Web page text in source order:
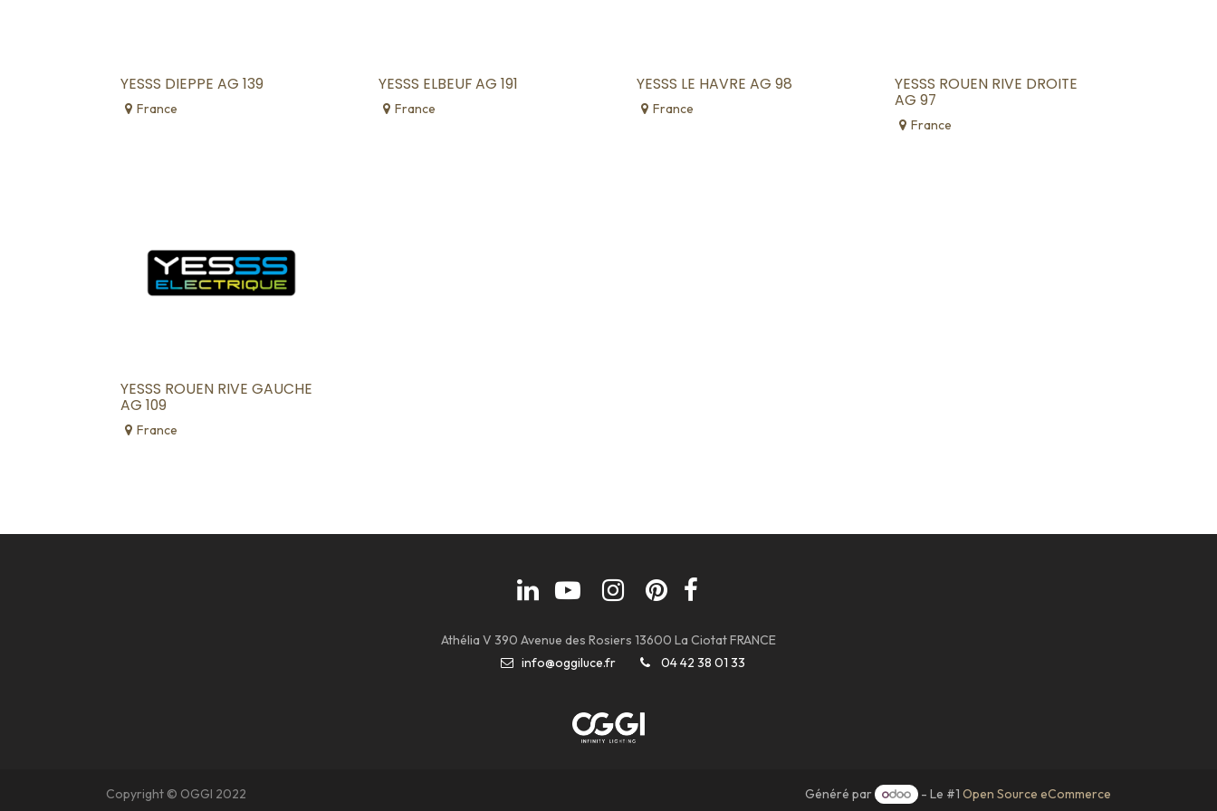
YESSS DIEPPE AG 139
France
YESSS ELBEUF AG 191
France
YESSS LE HAVRE AG 98
France
YESSS ROUEN RIVE DROITE
AG 97
France
YESSS ROUEN RIVE GAUCHE
AG 109
France
Athélia V 390 Avenue des Rosiers 13600 La Ciotat FRANCE
info@oggiluce.fr
04 42 38 01 33
Copyright © OGGI 2022 Généré par - Le #1 Open Source eCommerce